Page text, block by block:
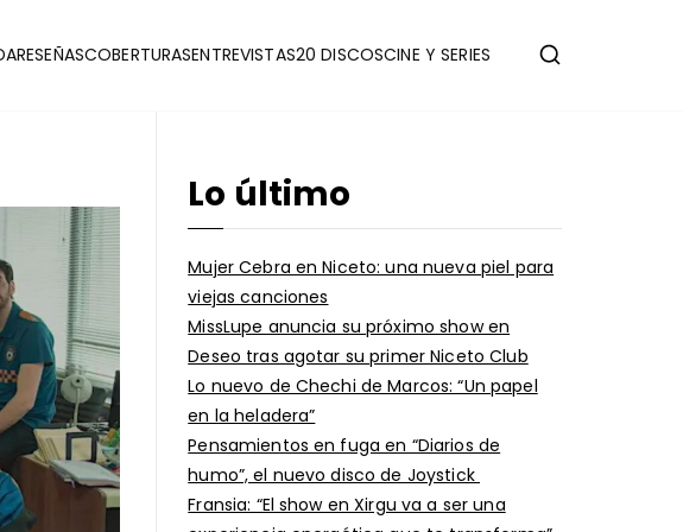
RESEÑASCOBERTURASENTREVISTAS20 DISCOSCINE Y SERIES
Lo último
Mujer Cebra en Niceto: una nueva piel para
viejas canciones
MissLupe anuncia su próximo show en
Deseo tras agotar su primer Niceto Club
Lo nuevo de Chechi de Marcos: “Un papel
en la heladera”
Pensamientos en fuga en “Diarios de
humo”, el nuevo disco de Joystick
Fransia: “El show en Xirgu va a ser una